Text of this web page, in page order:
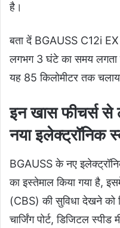
है।
बता दें BGAUSS C12i EX
लगभग 3 घंटे का समय लगता
यह 85 किलोमीटर तक
इन खास फीचर्स
नया इलेक्ट्रॉनिक
BGAUSS के नए
का इस्तेमाल किया गया है,
(CBS) की सुविधा देखने को
चार्जिंग पोर्ट, डिजिटल